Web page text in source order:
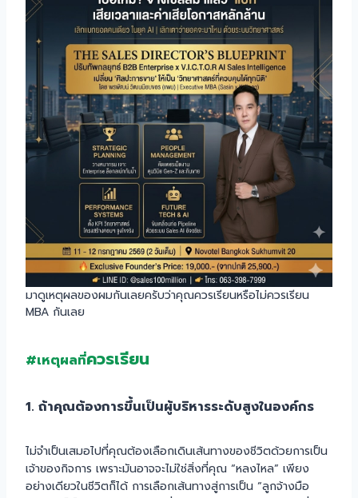
มาดูเหตุผลของผมกันเลยครับว่าคุณควรเรียนหรือไม่ควรเรียน
MBA กันเลย
#เหตุผลที่ควรเรียน
1. ถ้าคุณต้องการขึ้นเป็นผู้บริหารระดับสูงในองค์กร
ไม่จำเป็นเสมอไปที่คุณต้องเลือกเดินเส้นทางของชีวิตด้วยการเป็น
เจ้าของกิจการ เพราะมันอาจจะไม่ใช่สิ่งที่คุณ “หลงไหล” เพียง
อย่างเดียวในชีวิตก็ได้ การเลือกเส้นทางสู่การเป็น “ลูกจ้างมือ